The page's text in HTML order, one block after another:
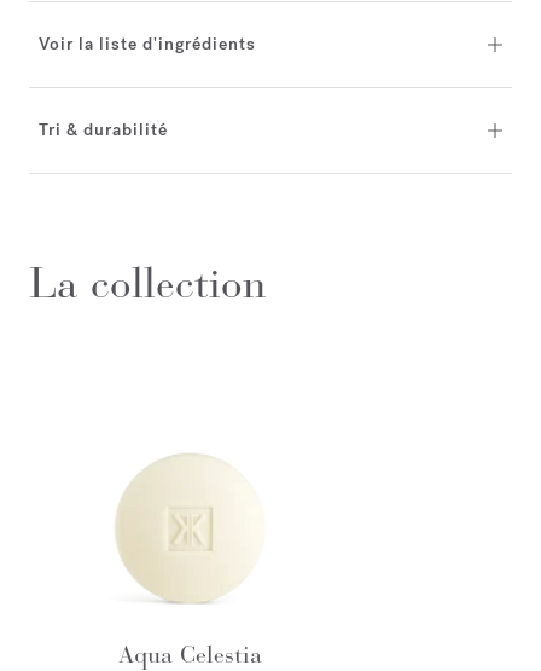
Voir la liste d'ingrédients
Tri & durabilité
La collection
Aqua Celestia